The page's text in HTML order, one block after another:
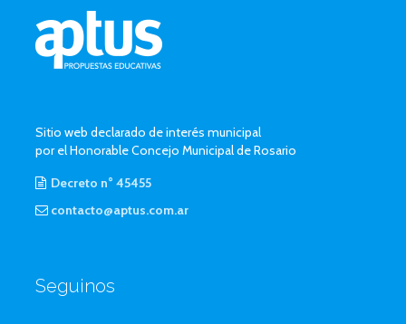
Sitio web declarado de interés municipal
por el Honorable Concejo Municipal de Rosario
Decreto n° 45455
contacto@aptus.com.ar
Seguinos